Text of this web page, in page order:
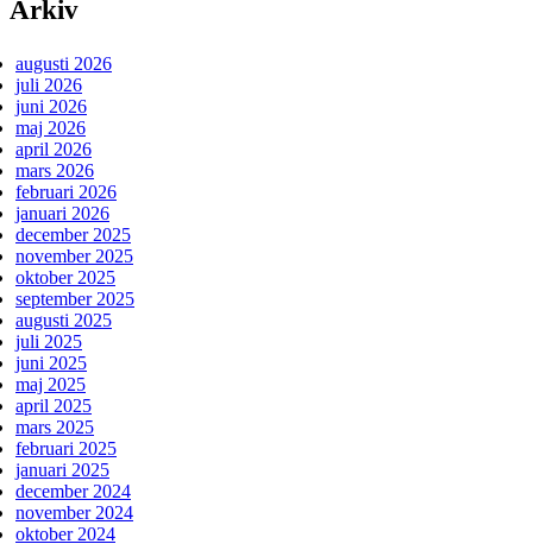
Arkiv
augusti 2026
juli 2026
juni 2026
maj 2026
april 2026
mars 2026
februari 2026
januari 2026
december 2025
november 2025
oktober 2025
september 2025
augusti 2025
juli 2025
juni 2025
maj 2025
april 2025
mars 2025
februari 2025
januari 2025
december 2024
november 2024
oktober 2024